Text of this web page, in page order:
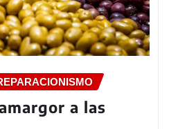
a las